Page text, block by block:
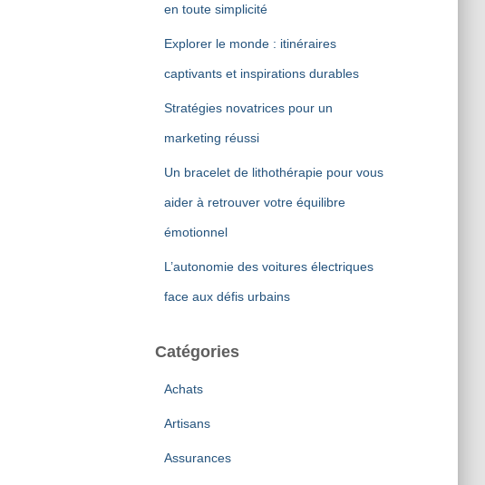
en toute simplicité
Explorer le monde : itinéraires
captivants et inspirations durables
Stratégies novatrices pour un
marketing réussi
Un bracelet de lithothérapie pour vous
aider à retrouver votre équilibre
émotionnel
L’autonomie des voitures électriques
face aux défis urbains
Catégories
Achats
Artisans
Assurances